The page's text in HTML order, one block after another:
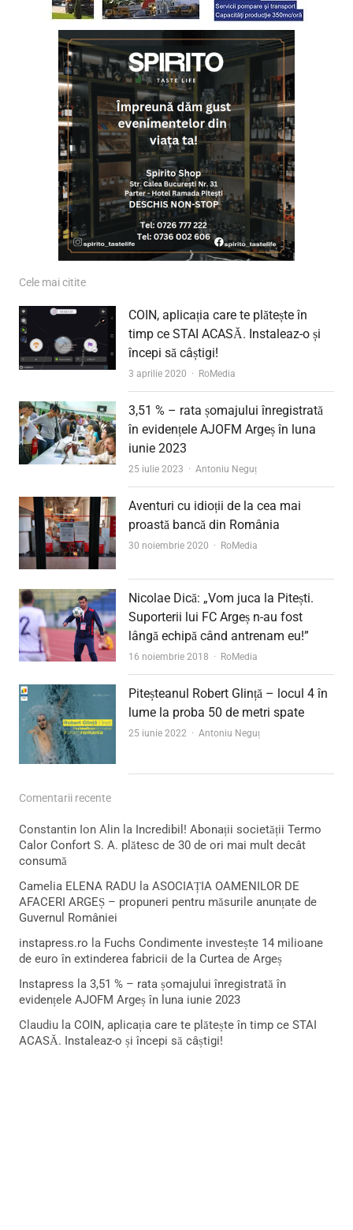
Cele mai citite
COIN, aplicația care te plătește în
timp ce STAI ACASĂ. Instaleaz-o și
începi să câștigi!
3 aprilie 2020 Author
RoMedia
3,51 % – rata șomajului înregistrată
în evidențele AJOFM Argeș în luna
iunie 2023
25 iulie 2023 Author
Antoniu Neguț
Aventuri cu idioții de la cea mai
proastă bancă din România
30 noiembrie 2020 Author
RoMedia
Nicolae Dică: „Vom juca la Pitești.
Suporterii lui FC Argeș n-au fost
lângă echipă când antrenam eu!”
16 noiembrie 2018 Author
RoMedia
Piteșteanul Robert Glință – locul 4 în
lume la proba 50 de metri spate
25 iunie 2022 Author
Antoniu Neguț
Comentarii recente
Constantin Ion Alin la Incredibil! Abonații societății Termo
Calor Confort S. A. plătesc de 30 de ori mai mult decât
consumă
Camelia ELENA RADU la ASOCIAȚIA OAMENILOR DE
AFACERI ARGEȘ – propuneri pentru măsurile anunțate de
Guvernul României
instapress.ro la Fuchs Condimente investește 14 milioane
de euro în extinderea fabricii de la Curtea de Argeș
Instapress la 3,51 % – rata șomajului înregistrată în
evidențele AJOFM Argeș în luna iunie 2023
Claudiu la COIN, aplicația care te plătește în timp ce STAI
ACASĂ. Instaleaz-o și începi să câștigi!